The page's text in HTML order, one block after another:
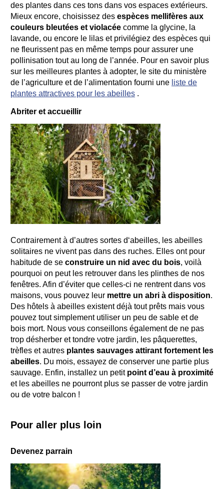
des plantes dans ces tons dans vos espaces extérieurs.
Mieux encore, choisissez des espèces mellifères aux
couleurs bleutées et violacée comme la glycine, la
lavande, ou encore le lilas et privilégiez des espèces qui
ne fleurissent pas en même temps pour assurer une
pollinisation tout au long de l’année. Pour en savoir plus
sur les meilleures plantes à adopter, le site du ministère
de l’agriculture et de l’alimentation fourni une liste de
plantes attractives pour les abeilles .
Abriter et accueillir
Contrairement à d’autres sortes d‘abeilles, les abeilles
solitaires ne vivent pas dans des ruches. Elles ont pour
habitude de se construire un nid avec du bois, voilà
pourquoi on peut les retrouver dans les plinthes de nos
fenêtres. Afin d’éviter que celles-ci ne rentrent dans vos
maisons, vous pouvez leur mettre un abri à disposition.
Des hôtels à abeilles existent déjà tout prêts mais vous
pouvez tout simplement utiliser un peu de sable et de
bois mort. Nous vous conseillons également de ne pas
trop désherber et tondre votre jardin, les pâquerettes,
trèfles et autres plantes sauvages attirant fortement les
abeilles. Du mois, essayez de conserver une partie plus
sauvage. Enfin, installez un petit point d’eau à proximité
et les abeilles ne pourront plus se passer de votre jardin
ou de votre balcon !
Pour aller plus loin
Devenez parrain